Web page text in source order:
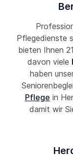
Pflegedienste
bieten Ihnen
davon viele
haben
Pflege in
damit wir